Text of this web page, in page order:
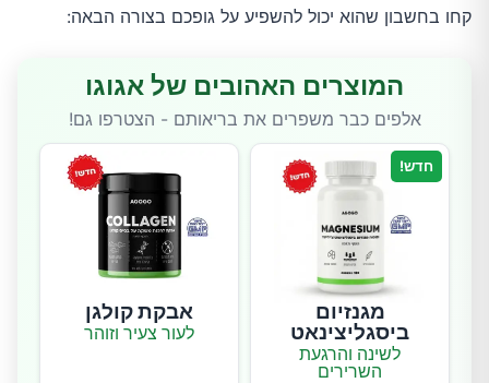
קחו בחשבון שהוא יכול להשפיע על גופכם בצורה הבאה:
המוצרים האהובים של אגוגו
אלפים כבר משפרים את בריאותם - הצטרפו גם!
חדש!
מגנזיום
ביסגליצינאט
לשינה והרגעת
השרירים
אבקת קולגן
לעור צעיר וזוהר